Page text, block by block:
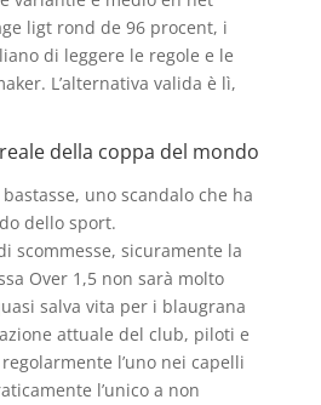
ligt rond de 96 procent, i
di leggere le regole e le
L’alternativa valida è lì,
della coppa del mondo
uno scandalo che ha
dello sport.
scommesse, sicuramente la
Over 1,5 non sarà molto
salva vita per i blaugrana
attuale del club, piloti e
l’uno nei capelli
l’unico a non